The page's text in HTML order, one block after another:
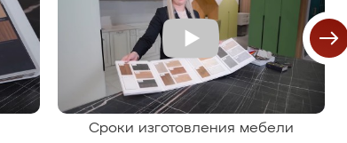
Сроки изготовления мебели